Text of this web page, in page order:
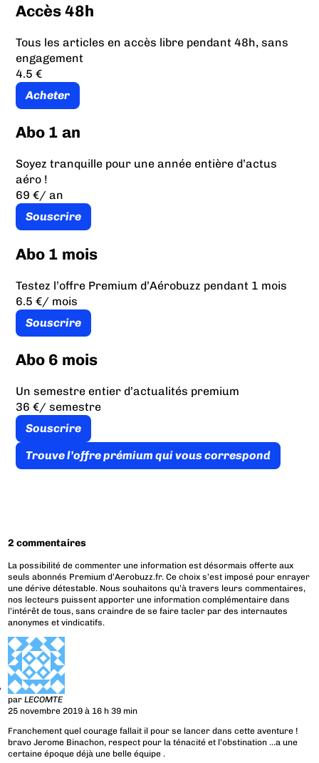
Accès 48h
Tous les articles en accès libre pendant 48h, sans
engagement
4.5 €
Acheter
Abo 1 an
Soyez tranquille pour une année entière d’actus
aéro !
69 €/ an
Souscrire
Abo 1 mois
Testez l’offre Premium d’Aérobuzz pendant 1 mois
6.5 €/ mois
Souscrire
Abo 6 mois
Un semestre entier d’actualités premium
36 €/ semestre
Souscrire
Trouve l’offre prémium qui vous correspond
2 commentaires
La possibilité de commenter une information est désormais offerte aux
seuls abonnés Premium d’Aerobuzz.fr. Ce choix s’est imposé pour enrayer
une dérive détestable. Nous souhaitons qu’à travers leurs commentaires,
nos lecteurs puissent apporter une information complémentaire dans
l’intérêt de tous, sans craindre de se faire tacler par des internautes
anonymes et vindicatifs.
parLECOMTE
25 novembre 2019 à 16 h 39 min
Franchement quel courage fallait il pour se lancer dans cette aventure !
bravo Jerome Binachon, respect pour la ténacité et l’obstination …a une
certaine époque déjà une belle équipe .